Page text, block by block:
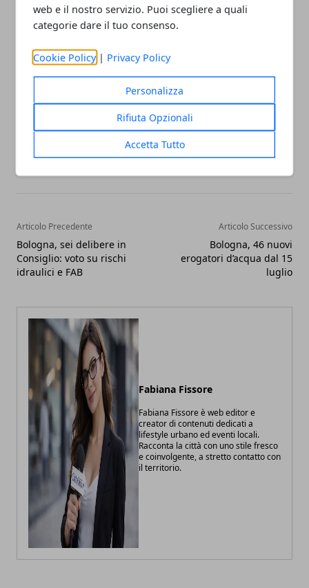
web e il nostro servizio. Puoi scegliere a quali
categorie dare il tuo consenso.
Cookie Policy | Privacy Policy
Personalizza
Rifiuta Opzionali
Accetta Tutto
Costantini, chiedendo risposte coordinate tra
politiche abitative, infrastrutture e trasporto
quantità e qualità dei collegamenti disponibili.
Whatsapp
Articolo Precedente
Bologna, sei delibere in
Consiglio: voto su rischi
idraulici e FAB
Articolo Successivo
Bologna, 46 nuovi
erogatori d’acqua dal 15
luglio
Fabiana Fissore
Fabiana Fissore è web editor e
creator di contenuti dedicati a
lifestyle urbano ed eventi locali.
Racconta la città con uno stile fresco
e coinvolgente, a stretto contatto con
il territorio.